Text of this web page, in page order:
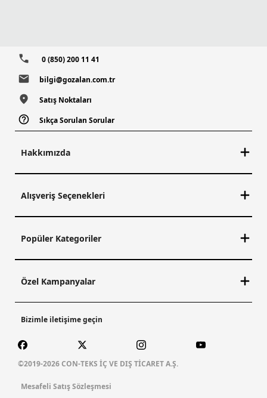
0 (850) 200 11 41
bilgi@gozalan.com.tr
Satış Noktaları
Sıkça Sorulan Sorular
Hakkımızda
Alışveriş Seçenekleri
Popüler Kategoriler
Özel Kampanyalar
Bizimle iletişime geçin
©2019-2026 CON-TEKS İÇ VE DIŞ TİCARET A.Ş.
Mesafeli Satış Sözleşmesi